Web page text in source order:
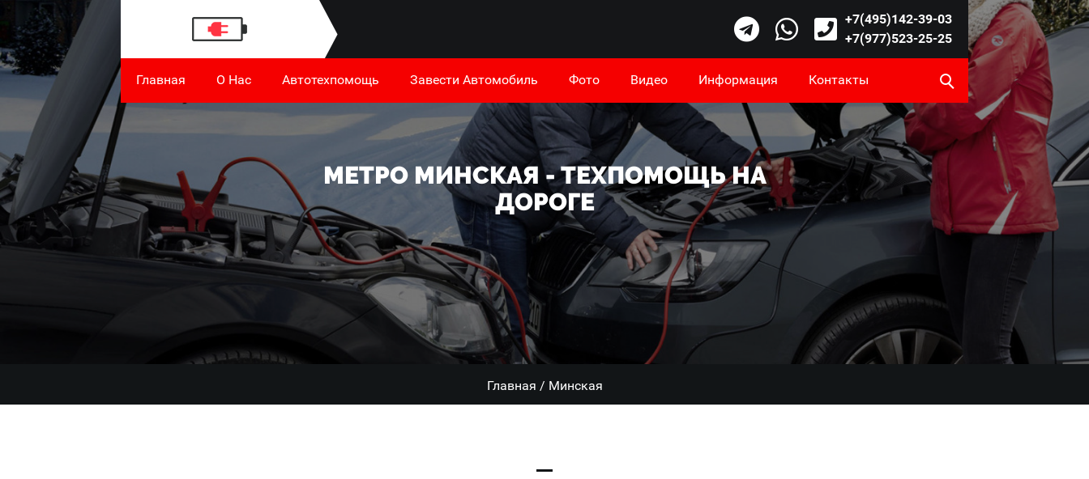
МЕТРО МИНСКАЯ - ТЕХПОМОЩЬ НА
ДОРОГЕ
Главная / Минская
+7(495)142-39-03
+7(977)523-25-25
Главная О Нас Автотехпомощь Завести Автомобиль Фото Видео Информация Контакты